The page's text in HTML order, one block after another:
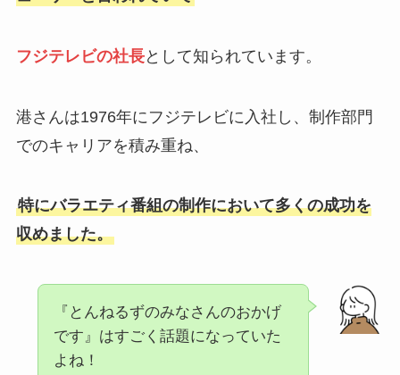
フジテレビの社長として知られています。
港さんは1976年にフジテレビに入社し、制作部門
でのキャリアを積み重ね、
特にバラエティ番組の制作において多くの成功を
収めました。
『とんねるずのみなさんのおかげ
です』はすごく話題になっていた
よね！